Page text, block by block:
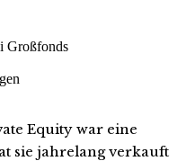
Großfonds
Equity war eine
sie jahrelang verkauft